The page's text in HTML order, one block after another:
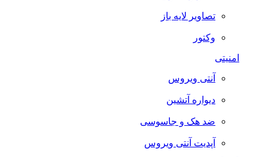
تصاویر لایه باز
وکتور
امنیتی
آنتی ویروس
دیواره آتشین
ضد هک و جاسوسی
آپدیت آنتی ویروس